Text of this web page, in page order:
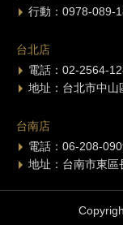
行動：0978-089-
台北店
電話：02-2564-
地址：台北市中
台南店
電話：06-208-
地址：台南市東